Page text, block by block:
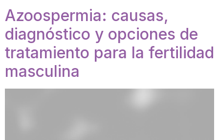
Azoospermia: causas,
diagnóstico y opciones de
tratamiento para la fertilidad
masculina